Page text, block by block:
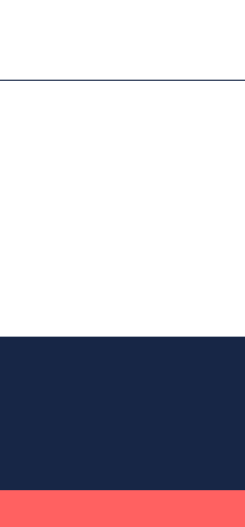
stay to be
makes these